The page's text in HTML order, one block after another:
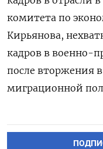
комитета по
Кирьянова,
кадров в военно-
после вторжения
миграционной